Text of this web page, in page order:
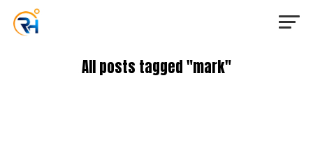
All posts tagged "mark"